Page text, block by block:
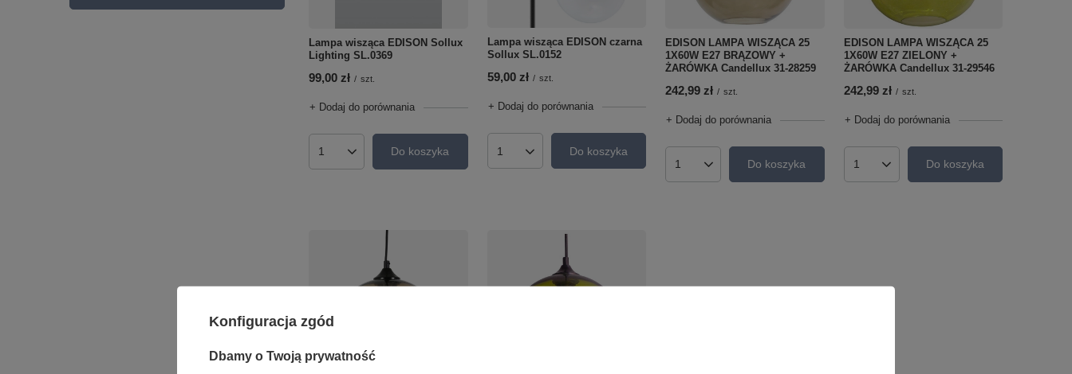
Lampa wisząca EDISON Sollux
Lighting SL.0369
99,00 zł / szt.
+ Dodaj do porównania
Ilość produktówDo koszyka
Lampa wisząca EDISON czarna
Sollux SL.0152
59,00 zł / szt.
+ Dodaj do porównania
Ilość produktówDo koszyka
EDISON LAMPA WISZĄCA 25
1X60W E27 BRĄZOWY +
ŻARÓWKA Candellux 31-28259
242,99 zł / szt.
+ Dodaj do porównania
Ilość produktówDo koszyka
EDISON LAMPA WISZĄCA 25
1X60W E27 ZIELONY +
ŻARÓWKA Candellux 31-29546
242,99 zł / szt.
+ Dodaj do porównania
Ilość produktówDo koszyka
Konfiguracja zgód
Dbamy o Twoją prywatność